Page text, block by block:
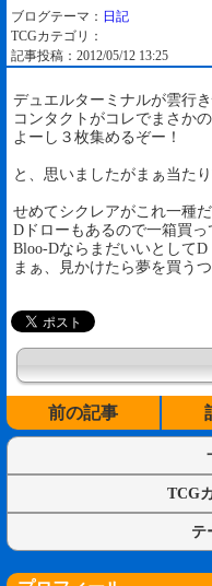
ブログテーマ： 日記
TCGカテゴリ：
記事投稿：2012/05/12 13:25
デュエルターミナルが雲行
コンタクトがコレでまさかの
よーし３枚集めるぞー！
と、思いましたがまぁ当た
せめてシクレアがこれ一種
Dドローもあるので一箱買っ
Bloo-DならまだいいとしてD
まぁ、見かけたら夢を買う
前の記事
TCG
テ